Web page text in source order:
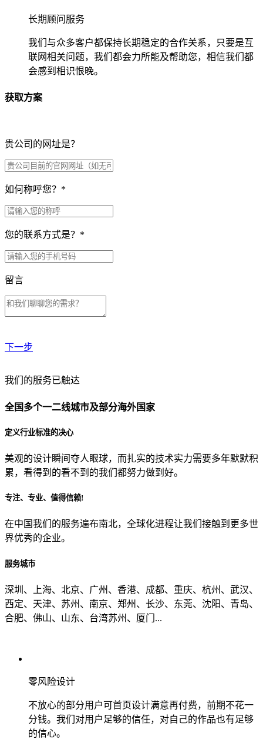
长期顾问服务
我们与众多客户都保持长期稳定的合作关系，只要是互
联网相关问题，我们都会力所能及帮助您，相信我们都
会感到相识恨晚。
获取方案
贵公司的网址是？
如何称呼您？ *
您的联系方式是？ *
留言
下一步
贵公司预算范围是？
贵公司的团队规模是？
目前主要的营销渠道是？
我们的服务已触达
全国多个一二线城市及部分海外国家
定义行业标准的决心
美观的设计瞬间夺人眼球，而扎实的技术实力需要多年默默积
累，看得到的看不到的我们都努力做到好。
专注、专业、值得信赖!
在中国我们的服务遍布南北，全球化进程让我们接触到更多世
界优秀的企业。
服务城市
深圳、上海、北京、广州、香港、成都、重庆、杭州、武汉、
西定、天津、苏州、南京、郑州、长沙、东莞、沈阳、青岛、
合肥、佛山、山东、台湾苏州、厦门...
零风险设计
不放心的部分用户可首页设计满意再付费，前期不花一
分钱。我们对用户足够的信任，对自己的作品也有足够
的信心。